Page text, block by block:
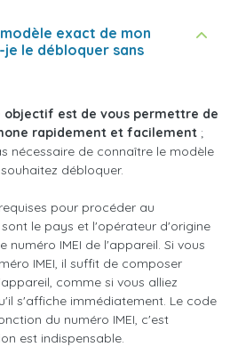
exact de mon
le débloquer sans
objectif est de vous permettre de
rapidement et facilement ;
nécessaire de connaître le modèle
débloquer.
pour procéder au
le pays et l'opérateur d'origine
numéro IMEI de l'appareil. Si vous
IMEI, il suffit de composer
comme si vous alliez
s'affiche immédiatement. Le code
du numéro IMEI, c'est
est indispensable.